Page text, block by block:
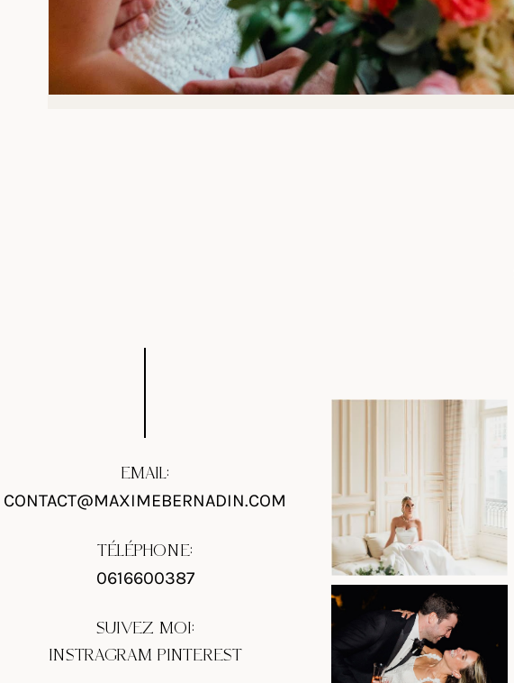
EMAIL:
CONTACT@MAXIMEBERNADIN.COM
TÉLÉPHONE:
0616600387
SUIVEZ MOI:
INSTRAGRAM PINTEREST